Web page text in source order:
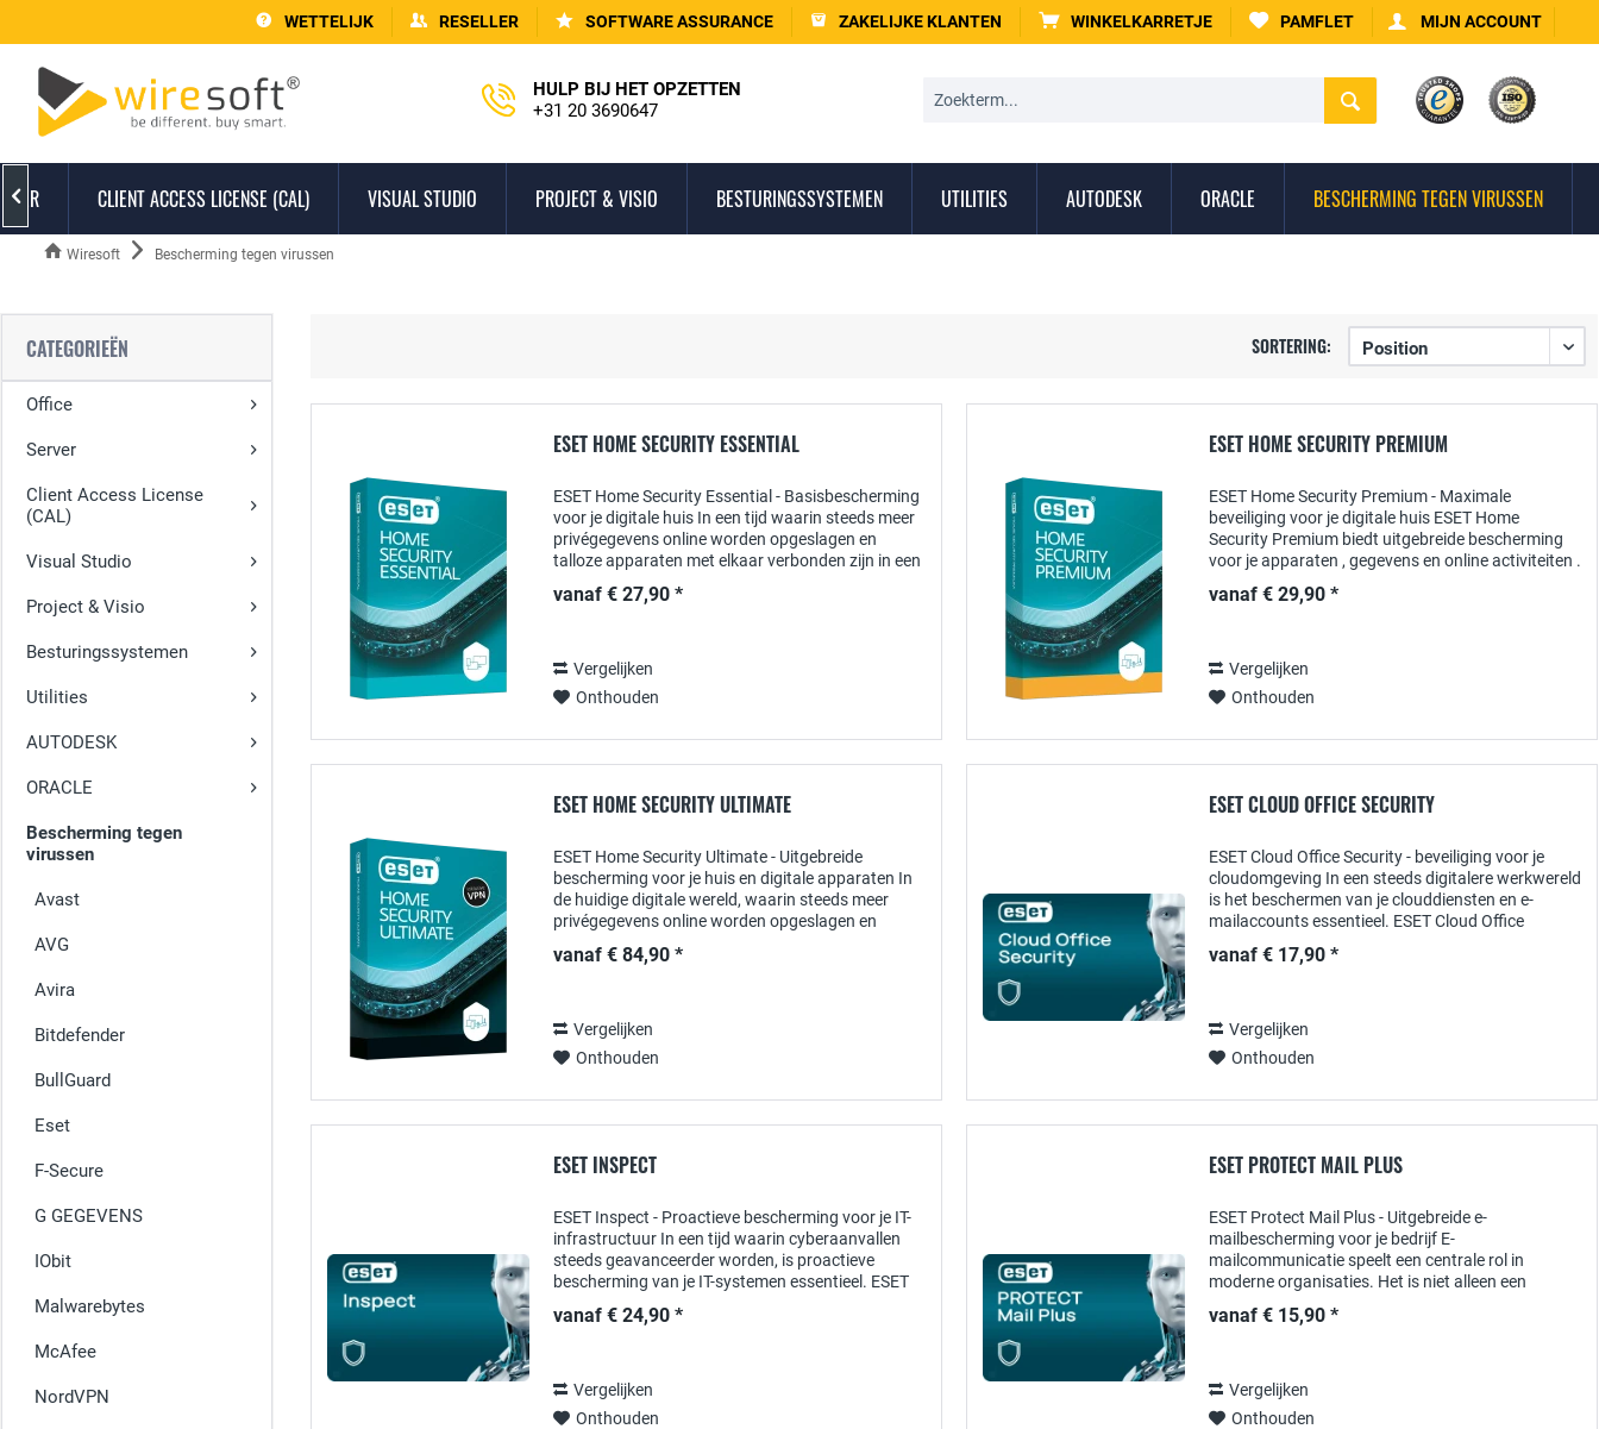
WETTELIJK RESELLER SOFTWARE ASSURANCE ZAKELIJKE KLANTEN WINKELKARRETJE PAMFLET MIJN ACCOUNT
HULP BIJ HET OPZETTEN
+31 20 3690647
CLIENT ACCESS LICENSE (CAL) VISUAL STUDIO PROJECT & VISIO BESTURINGSSYSTEMEN UTILITIES AUTODESK ORACLE BESCHERMING TEGEN VIRUSSEN

Wiresoft Bescherming tegen virussen
CATEGORIEËN
Office
Server
Client Access License
(CAL)
Visual Studio
Project & Visio
Besturingssystemen
Utilities
AUTODESK
ORACLE
Bescherming tegen
virussen
Avast
AVG
Avira
Bitdefender
BullGuard
Eset
F-Secure
G GEGEVENS
IObit
Malwarebytes
McAfee
NordVPN
SORTERING:
ESET HOME SECURITY ESSENTIAL
ESET Home Security Essential - Basisbescherming
voor je digitale huis In een tijd waarin steeds meer
privégegevens online worden opgeslagen en
talloze apparaten met elkaar verbonden zijn in een
vanaf € 27,90 *
Vergelijken
Onthouden
ESET HOME SECURITY PREMIUM
ESET Home Security Premium - Maximale
beveiliging voor je digitale huis ESET Home
Security Premium biedt uitgebreide bescherming
voor je apparaten , gegevens en online activiteiten .
vanaf € 29,90 *
Vergelijken
Onthouden
ESET HOME SECURITY ULTIMATE
ESET Home Security Ultimate - Uitgebreide
bescherming voor je huis en digitale apparaten In
de huidige digitale wereld, waarin steeds meer
privégegevens online worden opgeslagen en
vanaf € 84,90 *
Vergelijken
Onthouden
ESET CLOUD OFFICE SECURITY
ESET Cloud Office Security - beveiliging voor je
cloudomgeving In een steeds digitalere werkwereld
is het beschermen van je clouddiensten en e-
mailaccounts essentieel. ESET Cloud Office
vanaf € 17,90 *
Vergelijken
Onthouden
ESET INSPECT
ESET Inspect - Proactieve bescherming voor je IT-
infrastructuur In een tijd waarin cyberaanvallen
steeds geavanceerder worden, is proactieve
bescherming van je IT-systemen essentieel. ESET
vanaf € 24,90 *
Vergelijken
Onthouden
ESET PROTECT MAIL PLUS
ESET Protect Mail Plus - Uitgebreide e-
mailbescherming voor je bedrijf E-
mailcommunicatie speelt een centrale rol in
moderne organisaties. Het is niet alleen een
uitwisseling van informatie, maar...
vanaf € 15,90 *
Vergelijken
Onthouden